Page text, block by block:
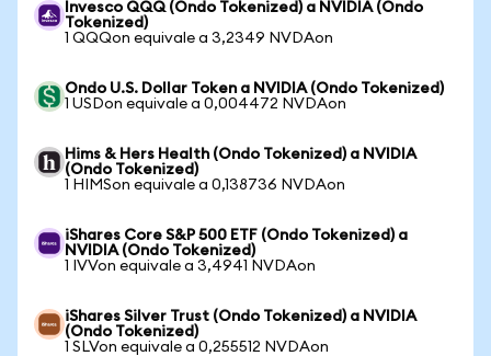
Invesco QQQ (Ondo Tokenized) a NVIDIA (Ondo
Tokenized)
1 QQQon equivale a 3,2349 NVDAon
Ondo U.S. Dollar Token a NVIDIA (Ondo Tokenized)
1 USDon equivale a 0,004472 NVDAon
Hims & Hers Health (Ondo Tokenized) a NVIDIA
(Ondo Tokenized)
1 HIMSon equivale a 0,138736 NVDAon
iShares Core S&P 500 ETF (Ondo Tokenized) a
NVIDIA (Ondo Tokenized)
1 IVVon equivale a 3,4941 NVDAon
iShares Silver Trust (Ondo Tokenized) a NVIDIA
(Ondo Tokenized)
1 SLVon equivale a 0,255512 NVDAon